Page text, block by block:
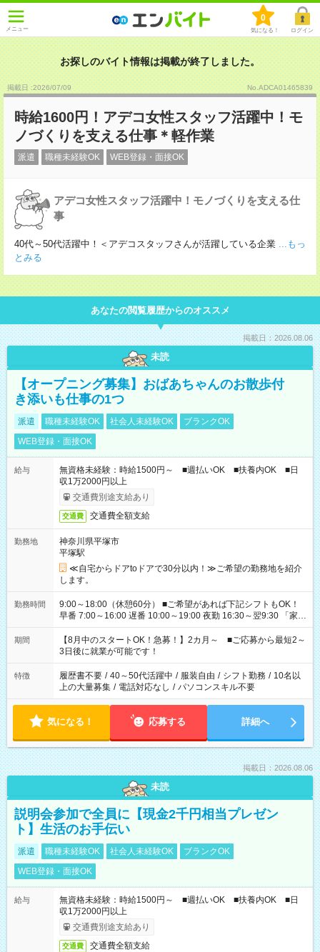
メニュー
0
気になる！ ログイン
お探しのバイト情報は掲載が終了しました。
掲載日 :2026/07/09 No.ADCA01465839
時給1600円！アデコ女性スタッフ活躍中！モ
ノづくりを支える仕事＊軽作業
派遣 職種未経験OK WEB登録・面接OK
アデコ女性スタッフ活躍中！モノづくりを支える仕
事
40代～50代活躍中！＜アデコスタッフさんが活躍している企業 ...もっ
とみる
あなたの閲覧履歴からのオススメ
掲載日：2026.08.06
未読
【オープニング募集】おばあちゃんのお散歩付
き添いも仕事の1つ
派遣 職種未経験OK 社会人未経験OK
ブランクOK
WEB登録・面接OK
給与
無資格未経験：時給1500円～ ■週払いOK ■扶養内OK ■日
収1万2000円以上
交通費別途支給あり
交通費 交通費全額支給
勤務地
神奈川県平塚市
平塚駅
≪自宅からドアtoドアで30分以内！≫ご希望の勤務地を紹介
します。
勤務時間
9:00～18:00（休憩60分） ■ご希望があれば下記シフトもOK！
早番 7:00～16:00 遅番 10:00～19:00 夜勤 16:30～翌9:30 「家族
と休みを合わせたい」 「余裕を持って夕飯の準備がしたい」
「できれば残業はしたくない」 など、ご希望を教えてください
ね。 ※Wワーク希望の方へ 今ご覧のお仕事で希望する勤務時間
と、もう1つのお仕事の勤務時間。 合計で週40時間を超える場
合は応募できません。
期間
【8月中のスタートOK！急募！】2カ月～ ■ご応募から最短2～
3日後に就業が可能です！
特徴 履歴書不要 / 40～50代活躍中 / 服装自由 / シフト勤務 / 10名以
上の大量募集 / 電話対応なし / パソコンスキル不要
気になる！ 応募する 詳細へ
掲載日：2026.08.06
未読
説明会参加で全員に【現金2千円相当プレゼン
ト】生活のお手伝い
派遣 職種未経験OK 社会人未経験OK
ブランクOK
WEB登録・面接OK
給与
無資格未経験：時給1500円～ ■週払いOK ■扶養内OK ■日
収1万2000円以上
交通費別途支給あり
交通費 交通費全額支給